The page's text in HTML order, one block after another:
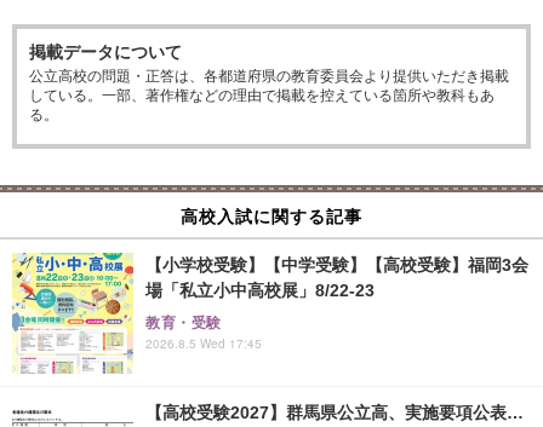
掲載データについて
公立高校の問題・正答は、各都道府県の教育委員会より提供いただき掲載
している。一部、著作権などの理由で掲載を控えている箇所や教科もあ
る。
高校入試に関する記事
【小学校受験】【中学受験】【高校受験】福岡3会
場「私立小中高校展」8/22-23
教育・受験
2026.8.5 Wed 17:45
【高校受験2027】群馬県公立高、実施要項公表…